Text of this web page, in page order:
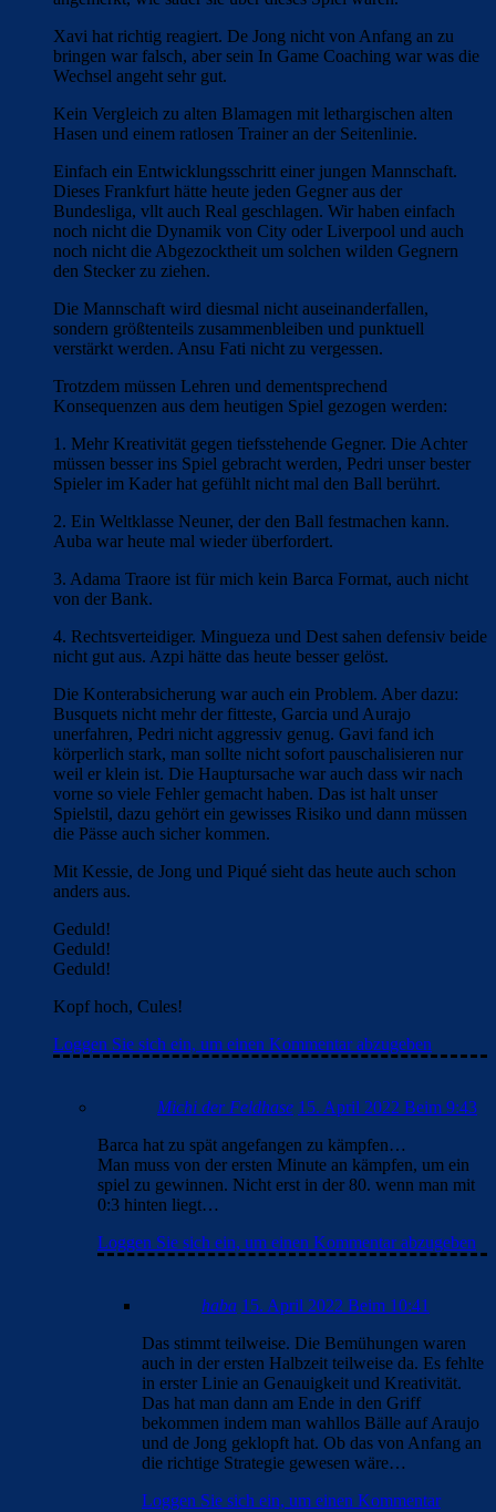
Xavi hat richtig reagiert. De Jong nicht von Anfang an zu
bringen war falsch, aber sein In Game Coaching war was die
Wechsel angeht sehr gut.
Kein Vergleich zu alten Blamagen mit lethargischen alten
Hasen und einem ratlosen Trainer an der Seitenlinie.
Einfach ein Entwicklungsschritt einer jungen Mannschaft.
Dieses Frankfurt hätte heute jeden Gegner aus der
Bundesliga, vllt auch Real geschlagen. Wir haben einfach
noch nicht die Dynamik von City oder Liverpool und auch
noch nicht die Abgezocktheit um solchen wilden Gegnern
den Stecker zu ziehen.
Die Mannschaft wird diesmal nicht auseinanderfallen,
sondern größtenteils zusammenbleiben und punktuell
verstärkt werden. Ansu Fati nicht zu vergessen.
Trotzdem müssen Lehren und dementsprechend
Konsequenzen aus dem heutigen Spiel gezogen werden:
1. Mehr Kreativität gegen tiefsstehende Gegner. Die Achter
müssen besser ins Spiel gebracht werden, Pedri unser bester
Spieler im Kader hat gefühlt nicht mal den Ball berührt.
2. Ein Weltklasse Neuner, der den Ball festmachen kann.
Auba war heute mal wieder überfordert.
3. Adama Traore ist für mich kein Barca Format, auch nicht
von der Bank.
4. Rechtsverteidiger. Mingueza und Dest sahen defensiv beide
nicht gut aus. Azpi hätte das heute besser gelöst.
Die Konterabsicherung war auch ein Problem. Aber dazu:
Busquets nicht mehr der fitteste, Garcia und Aurajo
unerfahren, Pedri nicht aggressiv genug. Gavi fand ich
körperlich stark, man sollte nicht sofort pauschalisieren nur
weil er klein ist. Die Hauptursache war auch dass wir nach
vorne so viele Fehler gemacht haben. Das ist halt unser
Spielstil, dazu gehört ein gewisses Risiko und dann müssen
die Pässe auch sicher kommen.
Mit Kessie, de Jong und Piqué sieht das heute auch schon
anders aus.
Geduld!
Geduld!
Geduld!
Kopf hoch, Cules!
Loggen Sie sich ein, um einen Kommentar abzugeben
Michi der Feldhase 15. April 2022 Beim 9:43
Barca hat zu spät angefangen zu kämpfen…
Man muss von der ersten Minute an kämpfen, um ein
spiel zu gewinnen. Nicht erst in der 80. wenn man mit
0:3 hinten liegt…
Loggen Sie sich ein, um einen Kommentar abzugeben
haba 15. April 2022 Beim 10:41
Das stimmt teilweise. Die Bemühungen waren
auch in der ersten Halbzeit teilweise da. Es fehlte
in erster Linie an Genauigkeit und Kreativität.
Das hat man dann am Ende in den Griff
bekommen indem man wahllos Bälle auf Araujo
und de Jong geklopft hat. Ob das von Anfang an
die richtige Strategie gewesen wäre…
Loggen Sie sich ein, um einen Kommentar